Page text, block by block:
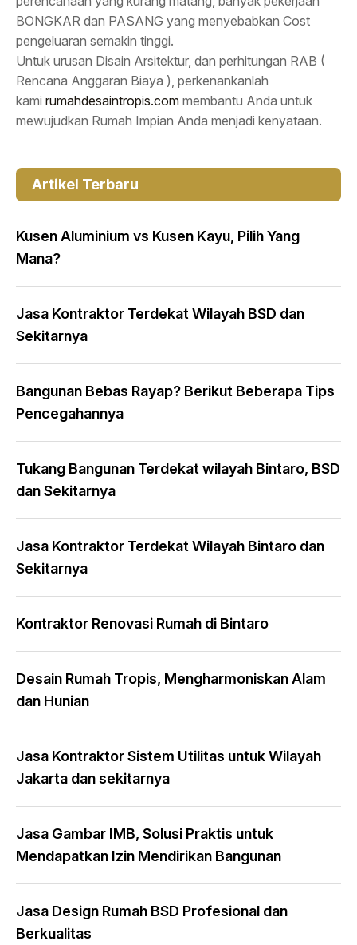
BONGKAR dan PASANG yang menyebabkan Cost
pengeluaran semakin tinggi.
Untuk urusan Disain Arsitektur, dan perhitungan RAB (
Rencana Anggaran Biaya ), perkenankanlah
kami rumahdesaintropis.com membantu Anda untuk
mewujudkan Rumah Impian Anda menjadi kenyataan.
Artikel Terbaru
Kusen Aluminium vs Kusen Kayu, Pilih Yang
Mana?
Jasa Kontraktor Terdekat Wilayah BSD dan
Sekitarnya
Bangunan Bebas Rayap? Berikut Beberapa Tips
Pencegahannya
Tukang Bangunan Terdekat wilayah Bintaro, BSD
dan Sekitarnya
Jasa Kontraktor Terdekat Wilayah Bintaro dan
Sekitarnya
Kontraktor Renovasi Rumah di Bintaro
Desain Rumah Tropis, Mengharmoniskan Alam
dan Hunian
Jasa Kontraktor Sistem Utilitas untuk Wilayah
Jakarta dan sekitarnya
Jasa Gambar IMB, Solusi Praktis untuk
Mendapatkan Izin Mendirikan Bangunan
Jasa Design Rumah BSD Profesional dan
Berkualitas